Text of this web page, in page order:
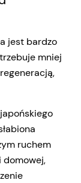
jest bardzo
mniej
ruchem